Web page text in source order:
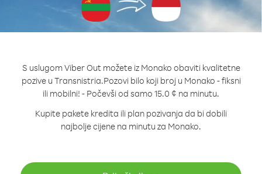
S uslugom Viber Out možete iz Monako obaviti kvalitetne
pozive u Transnistria.Pozovi bilo koji broj u Monako - fiksni
ili mobilni! - Počevši od samo 15.0 ¢ na minutu.
Kupite pakete kredita ili plan pozivanja da bi dobili
najbolje cijene na minutu za Monako.